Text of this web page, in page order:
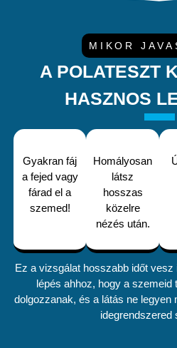
MIKOR
A POLATESZT
HASZNOS
Gyakran fáj
a fejed vagy
fárad el a
szemed!
Homályosan
látsz
hosszas
közelre
nézés után.
Ez a vizsgálat hosszabb időt
lépés ahhoz, hogy a szemeid
dolgozzanak, és a látás ne legyen
idegrendszered